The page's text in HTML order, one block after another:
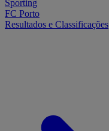
Sporting
FC Porto
Resultados e Classificações